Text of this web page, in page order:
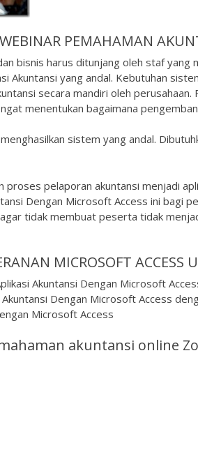
PEMAHAMAN
bisnis harus ditunjang oleh staf
Akuntansi yang andal. Kebutuhan
secara mandiri oleh
menentukan bagaimana
sistem yang andal.
pelaporan akuntansi menjadi
Dengan Microsoft Access ini bagi
tidak membuat peserta tidak
MICROSOFT ACCESS
Akuntansi Dengan Microsoft
Dengan Microsoft Access
Microsoft Access
akuntansi online